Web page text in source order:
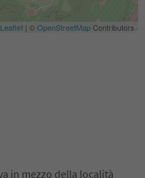
Leaflet | ©OpenStreetMapContributors
in mezzo della località